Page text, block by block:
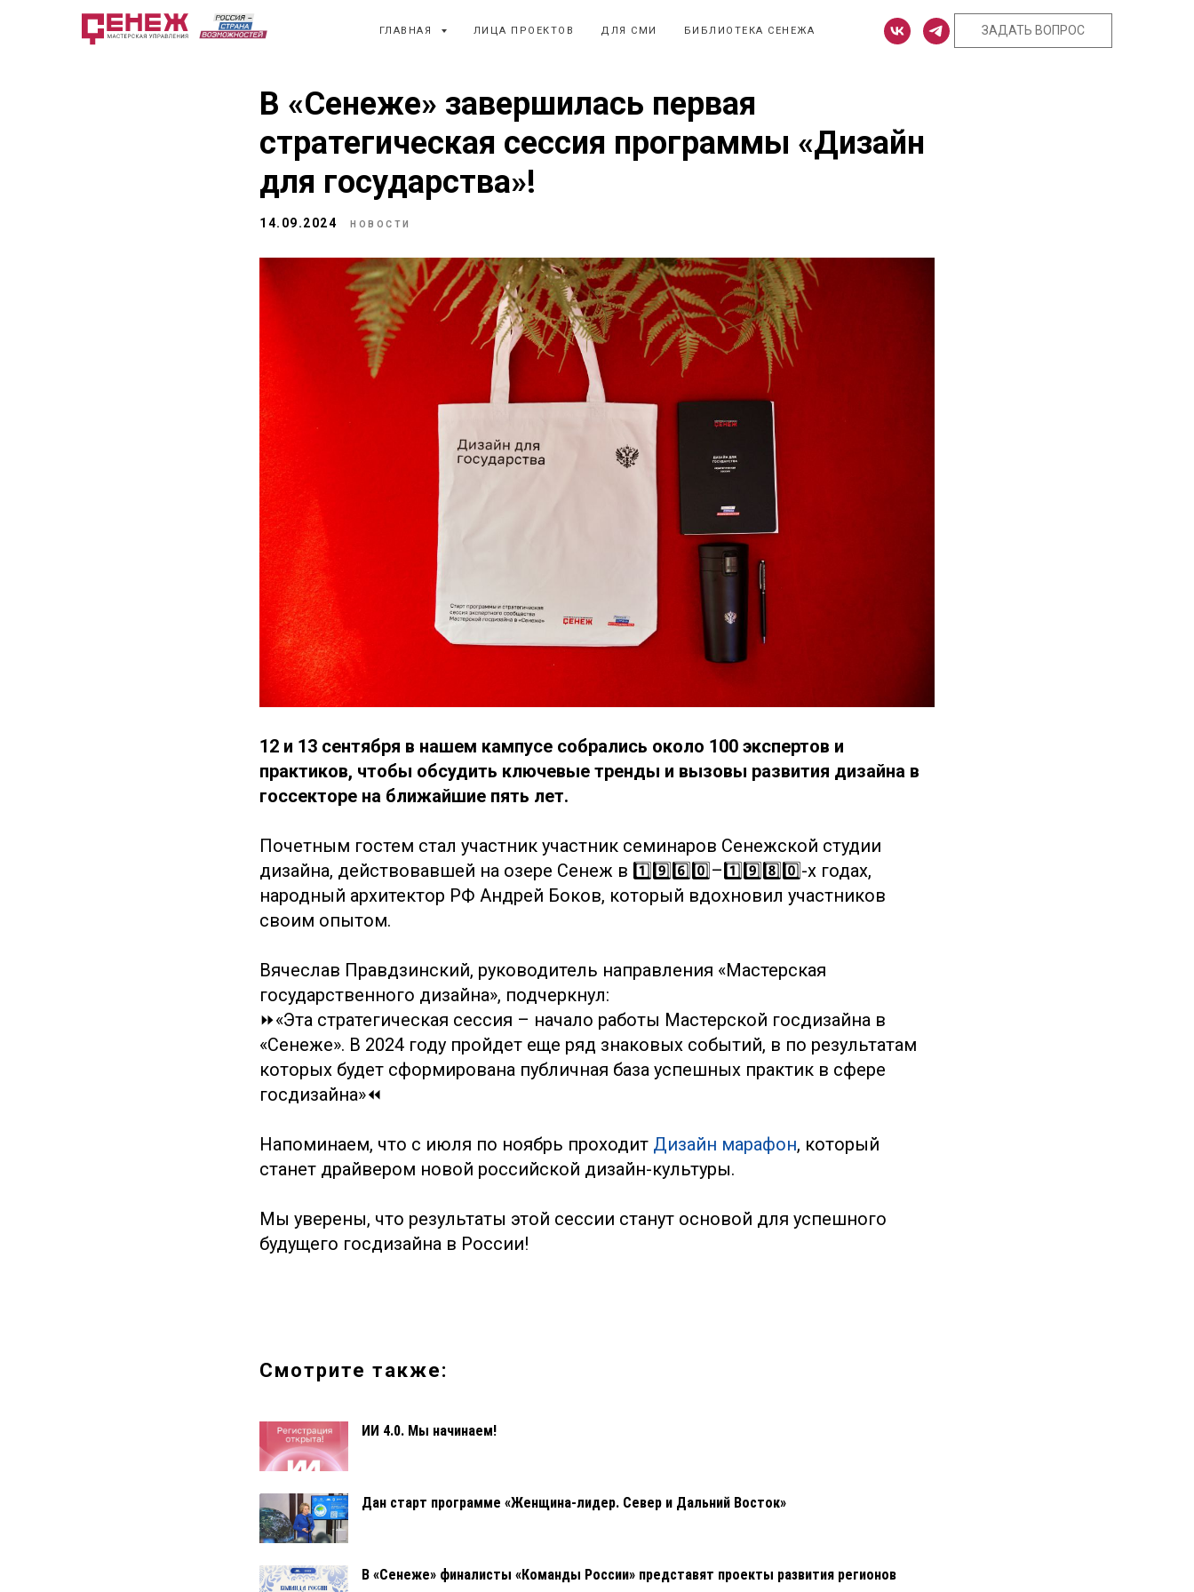
ГЛАВНАЯ ЛИЦА ПРОЕКТОВ ДЛЯ СМИ БИБЛИОТЕКА СЕНЕЖА ЗАДАТЬ ВОПРОС
В «Сенеже» завершилась первая
стратегическая сессия программы «Дизайн
для государства»!
14.09.2024 НОВОСТИ
12 и 13 сентября в нашем кампусе собрались около 100 экспертов и
практиков, чтобы обсудить ключевые тренды и вызовы развития дизайна в
госсекторе на ближайшие пять лет.
Почетным гостем стал участник участник семинаров Сенежской студии
дизайна, действовавшей на озере Сенеж в 1️⃣9️⃣6️⃣0️⃣–1️⃣9️⃣8️⃣0️⃣-х годах,
народный архитектор РФ Андрей Боков, который вдохновил участников
своим опытом.
Вячеслав Правдзинский, руководитель направления «Мастерская
государственного дизайна», подчеркнул:
⏩«Эта стратегическая сессия – начало работы Мастерской госдизайна в
«Сенеже». В 2024 году пройдет еще ряд знаковых событий, в по результатам
которых будет сформирована публичная база успешных практик в сфере
госдизайна»⏪
Напоминаем, что с июля по ноябрь проходит Дизайн марафон, который
станет драйвером новой российской дизайн-культуры.
Мы уверены, что результаты этой сессии станут основой для успешного
будущего госдизайна в России!
Смотрите также:
ИИ 4.0. Мы начинаем!
Дан старт программе «Женщина-лидер. Север и Дальний Восток»
В «Сенеже» финалисты «Команды России» представят проекты развития регионов